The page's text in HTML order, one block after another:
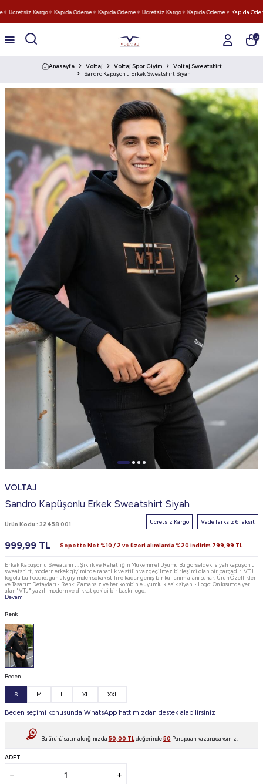
Ücretsiz Kargo✧ Kapıda Ödeme✧ Kapıda Ödeme✧ Ücretsiz Kargo✧ Kapıda Ödeme✧ Kapıda
0
Anasayfa Voltaj Voltaj Spor Giyim
Voltaj Sweatshirt
Sandro Kapüşonlu Erkek Sweatshirt Siyah
VOLTAJ
Sandro Kapüşonlu Erkek Sweatshirt Siyah
Ürün Kodu : 32458 001 Ücretsiz Kargo Vade farksız 6 Taksit
999,99 TL Sepette Net %10 / 2 ve üzeri alımlarda %20 indirim 799,99 TL
Erkek Kapüşonlu Sweatshirt : Şıklık ve Rahatlığın Mükemmel Uyumu Bu görseldeki siyah kapüşonlu
sweatshirt, modern erkek giyiminde rahatlık ve stilin vazgeçilmez birleşimi olan bir parçadır. VTJ
logolu bu hoodie, günlük giyimden sokak stiline kadar geniş bir kullanım alanı sunar. Ürün Özellikleri
ve Tasarım Detayları • Renk: Zamansız ve her kombinle uyumlu klasik siyah. • Logo: Ön kısımda yer
alan "VTJ" yazılı modern ve dikkat çekici bir baskı logo.
Devamı
Renk
Beden
S M L XL XXL
Beden seçimi konusunda WhatsApp hattımızdan destek alabilirsiniz
Bu ürünü satın aldığınızda50,00 TLdeğerinde50 Parapuan kazanacaksınız.
ADET